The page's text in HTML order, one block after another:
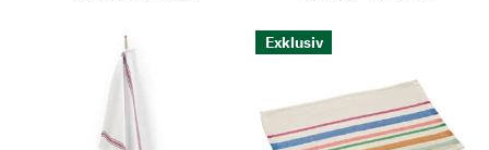
Exklusiv